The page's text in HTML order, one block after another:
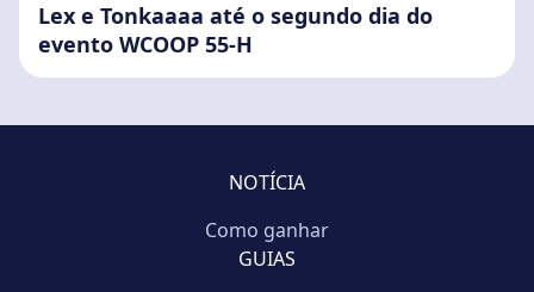
Lex e Tonkaaaa até o segundo dia do
evento WCOOP 55-H
NOTÍCIA
Como ganhar
GUIAS